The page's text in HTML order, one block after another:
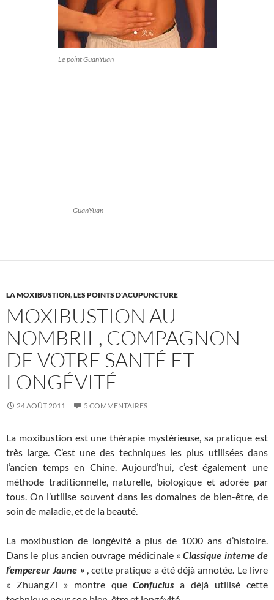
Le point GuanYuan
GuanYuan
LA MOXIBUSTION,LES POINTS D'ACUPUNCTURE
MOXIBUSTION AU
NOMBRIL, COMPAGNON
DE VOTRE SANTÉ ET
LONGÉVITÉ
24 AOÛT 2011 5 COMMENTAIRES
La moxibustion est une thérapie mystérieuse, sa pratique est
très large. C’est une des techniques les plus utilisées dans
l’ancien temps en Chine. Aujourd’hui, c’est également une
méthode traditionnelle, naturelle, biologique et adorée par
tous. On l’utilise souvent dans les domaines de bien-être, de
soin de maladie, et de la beauté.
La moxibustion de longévité a plus de 1000 ans d’histoire.
Dans le plus ancien ouvrage médicinale «Classique interne de
l’empereur Jaune » , cette pratique a été déjà annotée. Le livre
« ZhuangZi » montre queConfucius a déjà utilisé cette